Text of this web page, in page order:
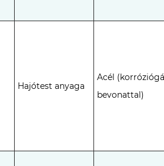
Hajótest anyaga
Acél
bevonattal)